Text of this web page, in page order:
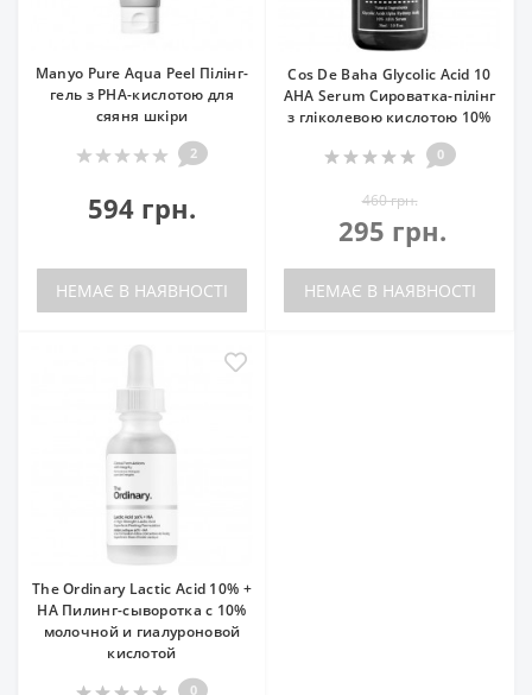
Manyo Pure Aqua Peel Пілінг-
гель з PHA-кислотою для
сяяня шкіри
2
594 грн.
НЕМАЄ В НАЯВНОСТІ
Cos De Baha Glycolic Acid 10
AHA Serum Сироватка-пілінг
з гліколевою кислотою 10%
0
460 грн.
295 грн.
НЕМАЄ В НАЯВНОСТІ
The Ordinary Lactic Acid 10% +
HA Пилинг-сыворотка с 10%
молочной и гиалуроновой
кислотой
0